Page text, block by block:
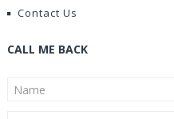
Contact Us
CALL ME BACK